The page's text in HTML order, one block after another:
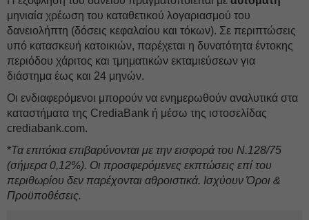
μηνιαία χρέωση του καταθετικού λογαριασμού του
δανειολήπτη (δόσεις κεφαλαίου και τόκων). Σε περιπτώσεις
υπό κατασκευή κατοικιών, παρέχεται η δυνατότητα έντοκης
περιόδου χάριτος και τμηματικών εκταμιεύσεων για
διάστημα έως και 24 μηνών.
Οι ενδιαφερόμενοι μπορούν να ενημερωθούν αναλυτικά στα
καταστήματα της CrediaBank ή μέσω της ιστοσελίδας
crediabank.com.
*Τα επιτόκια επιβαρύνονται με την εισφορά του Ν.128/75
(σήμερα 0,12%). Οι προσφερόμενες εκπτώσεις επί του
περιθωρίου δεν παρέχονται αθροιστικά. Ισχύουν Όροι &
Προϋποθέσεις.